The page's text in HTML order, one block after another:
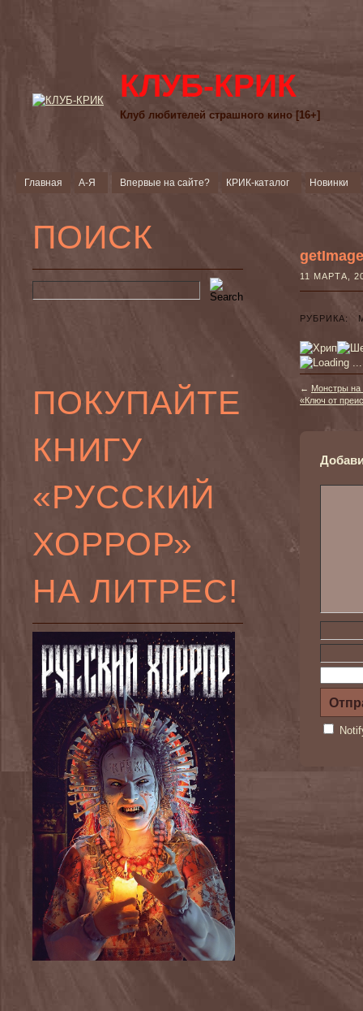
КЛУБ-КРИК
Клуб любителей страшного кино [16+]
Главная А-Я Впервые на сайте? КРИК-каталог Новинки
ПОИСК
ПОКУПАЙТЕ
КНИГУ
«РУССКИЙ
ХОРРОР»
НА ЛИТРЕС!
getImage
11 МАРТА,
РУБРИКА:
← Монстры на
«Ключ от